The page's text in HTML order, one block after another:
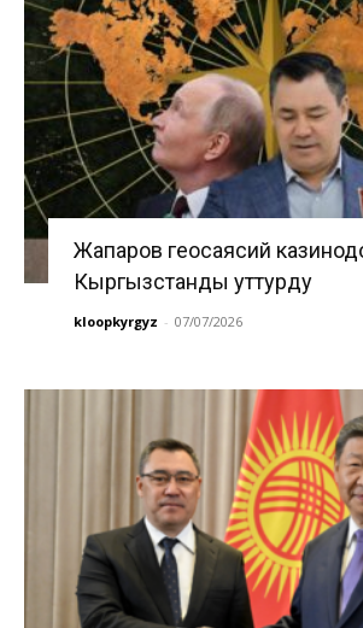
Жапаров геосаясий
Кыргызстанды уттурду
kloopkyrgyz - 07/07/2026